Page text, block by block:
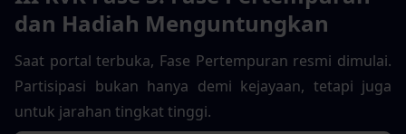
dan Hadiah Menguntungkan
Saat portal terbuka, Fase Pertempuran resmi dimulai.
Partisipasi bukan hanya demi kejayaan, tetapi juga
untuk jarahan tingkat tinggi.